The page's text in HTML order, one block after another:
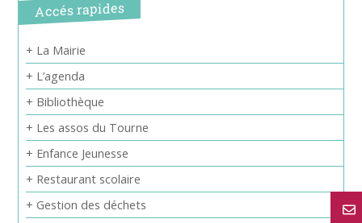
Accés rapides
+ La Mairie
+ L’agenda
+ Bibliothèque
+ Les assos du Tourne
+ Enfance Jeunesse
+ Restaurant scolaire
+ Gestion des déchets